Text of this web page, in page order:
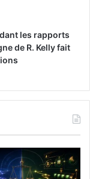
les rapports
de R. Kelly fait